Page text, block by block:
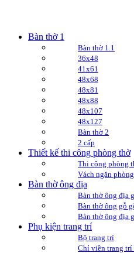
Bàn thờ 1
Bàn thờ 1.1
36x48
41x61
48x68
48x81
48x88
48x107
48x127
Bàn thờ 2
2 cấp
Thiết kế thi công phòng thờ
Thi công phòng
Vách ngăn
Bàn thờ ông địa
Bàn thờ ông địa
Bàn thờ ông gỗ
Bàn thờ ông địa
Phụ kiện trang trí
Bộ trang trí
Chỉ viền trang trí